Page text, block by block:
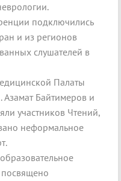
подключились
и из регионов
слушателей в
Палаты
Азамат Байтимеров и
участников Чтений,
неформальное